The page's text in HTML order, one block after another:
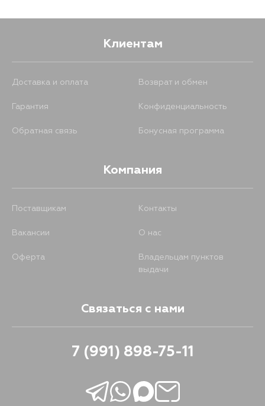
Клиентам
Доставка и оплата Возврат и обмен
Гарантия Конфиденциальность
Обратная связь Бонусная программа
Компания
Поставщикам Контакты
Вакансии О нас
Оферта
Владельцам пунктов
выдачи
Связаться с нами
7 (991) 898-75-11